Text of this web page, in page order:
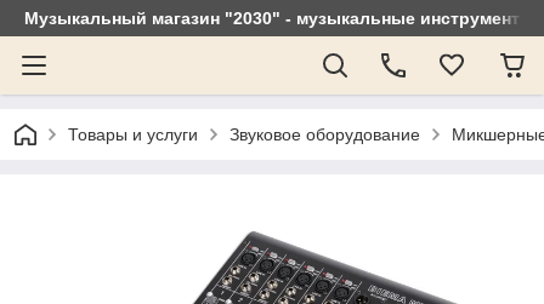
Музыкальный магазин "2030" - музыкальные
Товары и услуги Звуковое оборудование